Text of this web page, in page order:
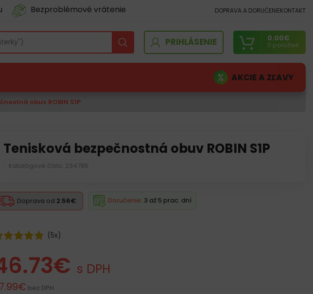
Bezproblémové vrátenie DOPRAVA A DORUČENIEKONTAKT
PRIHLÁSENIE 0 položiek
0.00€
AKCIE A ZĽAVY
obuv ROBIN S1P
PRE ZVÄČŠENIE
Tenisková bezpečnostná obuv ROBIN S1P
Katalógové číslo: 234785
Doprava od 2.56€ Doručenie: 3 až 5 prac. dní
(5x)
€ s DPH
€ bez DPH